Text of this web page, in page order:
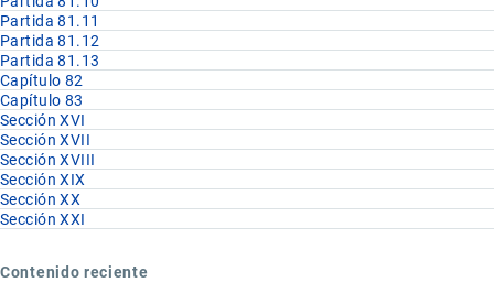
Partida 81.11
Partida 81.12
Partida 81.13
Capítulo 82
Capítulo 83
Sección XVI
Sección XVII
Sección XVIII
Sección XIX
Sección XX
Sección XXI
Contenido reciente